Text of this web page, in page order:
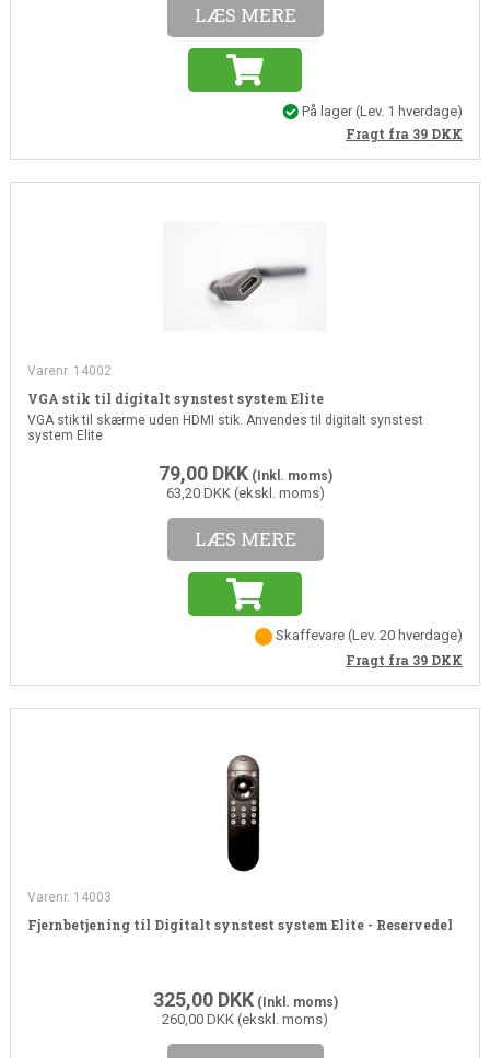
LÆS MERE
På lager(Lev. 1 hverdage)
Fragt fra 39 DKK
Varenr. 14002
VGA stik til digitalt synstest system Elite
VGA stik til skærme uden HDMI stik. Anvendes til digitalt synstest
system Elite
79,00 DKK(Inkl. moms)
63,20 DKK (ekskl. moms)
LÆS MERE
Skaffevare(Lev. 20 hverdage)
Fragt fra 39 DKK
Varenr. 14003
Fjernbetjening til Digitalt synstest system Elite - Reservedel
325,00 DKK(Inkl. moms)
260,00 DKK (ekskl. moms)